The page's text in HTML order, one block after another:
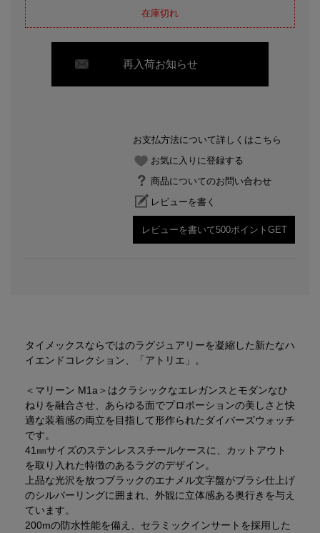
在庫切れ
再入荷お知らせ
お支払方法について詳しくはこちら
お気に入りに登録する
商品についてのお問い合わせ
レビューを書く
レビューを書いて500ポイントGET
タイメックスならではのラグジュアリーを凝縮した新たなハ
イエンドコレクション、「アトリエ」。
＜マリーン M1a＞はクラシックなエレガンスとモダンなひ
ねりを融合させ、あらゆる面でプロポーションの美しさと快
適な装着感の両立を目指して形作られたダイバーズウォッチ
です。
41㎜サイズのステンレススチールケースに、カットアウト
を取り入れた特徴のあるラグのデザイン。
上品な光沢を放つブラックのエナメル文字盤がブラシ仕上げ
のシルバーリングに囲まれ、外観に立体感ある奥行きを与え
ています。
200mの防水性能を備え、セラミックインサートを採用した